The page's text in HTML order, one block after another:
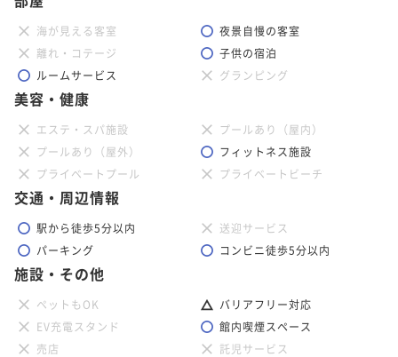
海が見える客室
夜景自慢の客室
離れ・コテージ
子供の宿泊
ルームサービス
グランピング
美容・健康
エステ・スパ施設
プールあり（屋内）
プールあり（屋外）
フィットネス施設
プライベートプール
プライベートビーチ
交通・周辺情報
駅から徒歩5分以内
送迎サービス
パーキング
コンビニ徒歩5分以内
施設・その他
ペットもOK
バリアフリー対応
EV充電スタンド
館内喫煙スペース
売店
託児サービス